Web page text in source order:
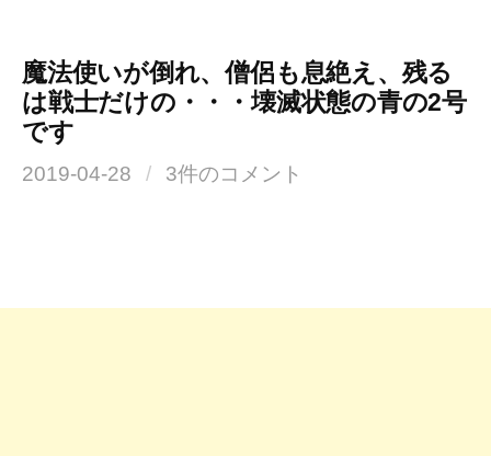
魔法使いが倒れ、僧侶も息絶え、残る
は戦士だけの・・・壊滅状態の青の2号
です
2019-04-28 / 3件のコメント